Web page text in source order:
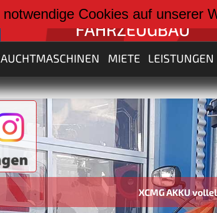
XCMG AKKU vollelektrisch
weiter zu:
FAHRZEUGBAU
MIETE LEISTUNGEN
Cookies auf unserer